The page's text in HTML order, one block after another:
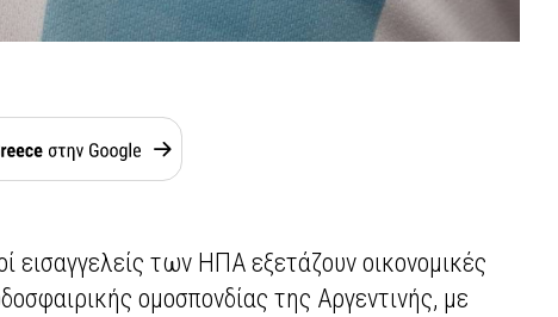
εισαγγελείς των ΗΠΑ εξετάζουν οικονομικές
ομοσπονδίας της Αργεντινής, με